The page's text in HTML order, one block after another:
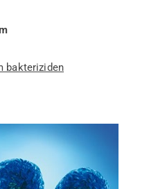
bakteriziden